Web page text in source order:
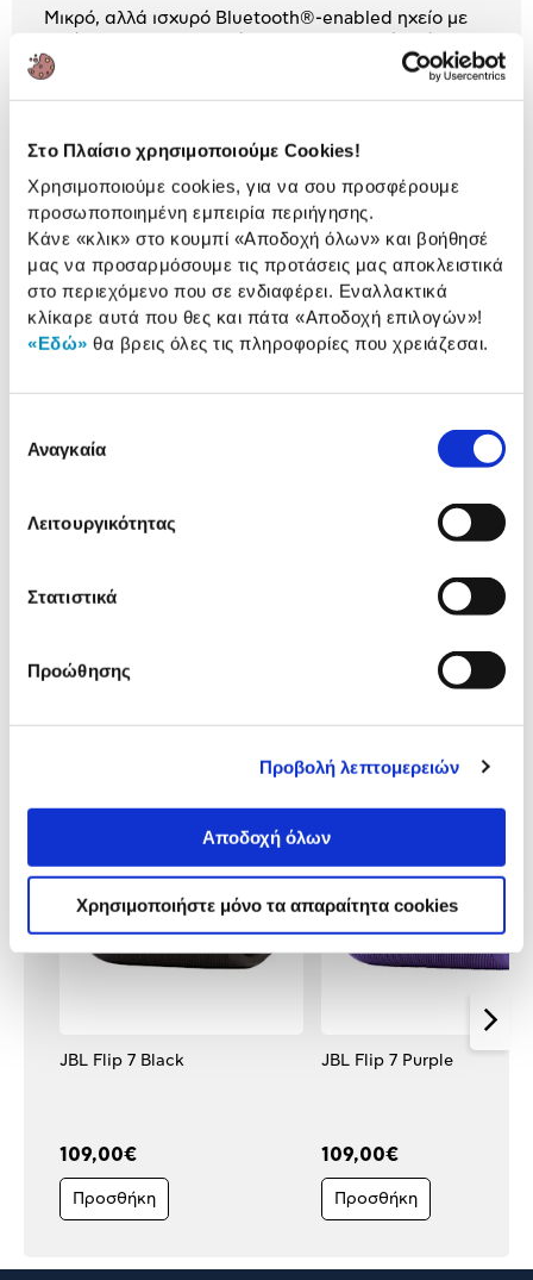
Στο Πλαίσιο χρησιμοποιούμε Cookies!
Χρησιμοποιούμε cookies, για να σου προσφέρουμε
προσωποποιημένη εμπειρία περιήγησης.
Κάνε «κλικ» στο κουμπί «Αποδοχή όλων» και βοήθησέ
μας να προσαρμόσουμε τις προτάσεις μας αποκλειστικά
στο περιεχόμενο που σε ενδιαφέρει. Εναλλακτικά
κλίκαρε αυτά που θες και πάτα «Αποδοχή επιλογών»!
«Εδώ» θα βρεις όλες τις πληροφορίες που χρειάζεσαι.
συγκατάθεσης
Αναγκαία
Λειτουργικότητας
Στατιστικά
Προώθησης
Προβολή λεπτομερειών
Αποδοχή όλων
Χρησιμοποιήστε μόνο τα απαραίτητα cookies
Μικρό, αλλά ισχυρό Bluetooth®-enabled ηχείο με
υψηλή ένταση. Είναι αδιάβροχο και αρκετά στιβαρό.
Πληροφορίες
Χαρακτηριστικά
Συνολική ισχύς: 35 Watt
Απόκριση συχνότητας: 60 Hz - 20 KHz
Σύνδεση: Bluetooth
παρουσίαση
προϊόντος
Χαρακτηριστικά
Αξιολογήσεις
Δες τι κλίκαραν όσοι είδαν το ίδιο
JBL Flip 7 Black
109,00€
Προσθήκη
JBL Flip 7 Purple
109,00€
Προσθήκη